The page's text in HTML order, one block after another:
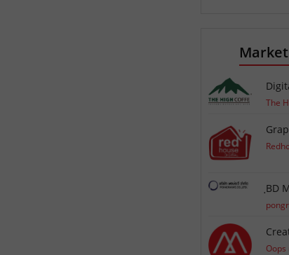
The
BD
Oops